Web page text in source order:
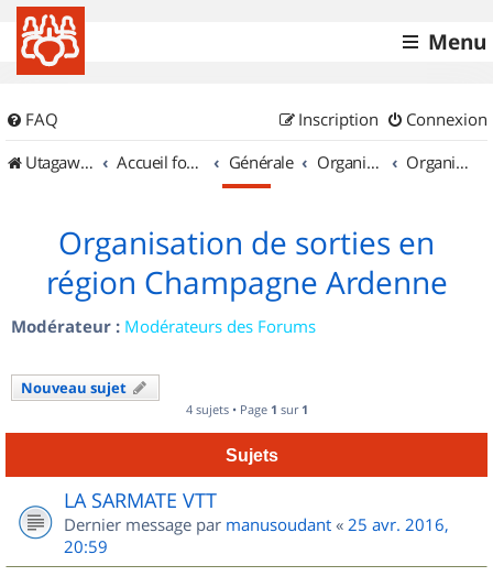
Menu
FAQ Connexion
Inscription
UtagawaVTT (Randos VTT et VTTAE avec traces GPS)
Accueil forum Générale Organisation de sorties & Recherche de partenaires Organisation de sorties en région Champagne Ardenne
Organisation de sorties en
région Champagne Ardenne
Modérateur : Modérateurs des Forums
Nouveau sujet
4 sujets • Page 1 sur 1
Sujets
LA SARMATE VTT
Dernier message par manusoudant « 25 avr. 2016,
20:59